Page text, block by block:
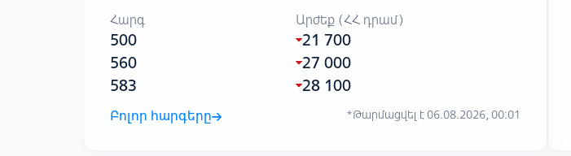
Հարգ Արժեք (ՀՀ դրամ)
500
21 700
560
27 000
583
28 100
Բոլոր հարգերը *Թարմացվել է 06.08.2026, 00:01